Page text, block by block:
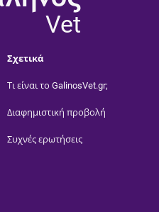
Vet
Σχετικά
Τι είναι το GalinosVet.gr;
Διαφημιστική προβολή
Συχνές ερωτήσεις